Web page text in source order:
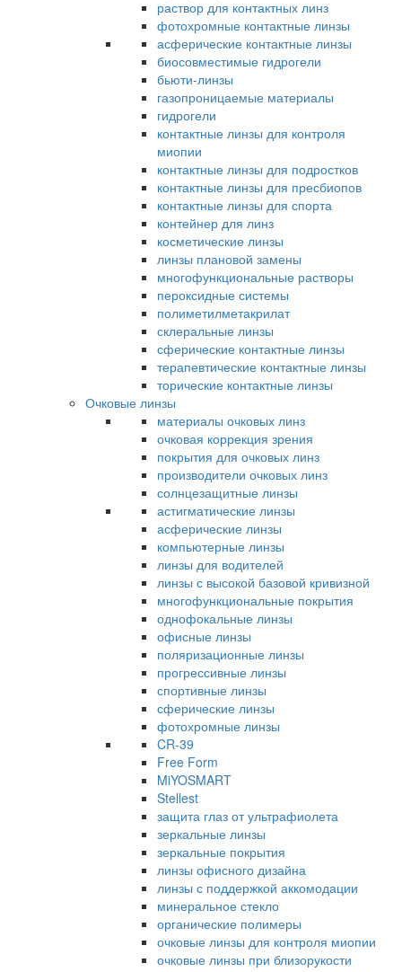
раствор для контактных линз
фотохромные контактные линзы
асферические контактные линзы
биосовместимые гидрогели
бьюти-линзы
газопроницаемые материалы
гидрогели
контактные линзы для контроля
миопии
контактные линзы для подростков
контактные линзы для пресбиопов
контактные линзы для спорта
контейнер для линз
косметические линзы
линзы плановой замены
многофункциональные растворы
пероксидные системы
полиметилметакрилат
склеральные линзы
сферические контактные линзы
терапевтические контактные линзы
торические контактные линзы
Очковые линзы
материалы очковых линз
очковая коррекция зрения
покрытия для очковых линз
производители очковых линз
солнцезащитные линзы
астигматические линзы
асферические линзы
компьютерные линзы
линзы для водителей
линзы с высокой базовой кривизной
многофункциональные покрытия
однофокальные линзы
офисные линзы
поляризационные линзы
прогрессивные линзы
спортивные линзы
сферические линзы
фотохромные линзы
CR-39
Free Form
MiYOSMART
Stellest
защита глаз от ультрафиолета
зеркальные линзы
зеркальные покрытия
линзы офисного дизайна
линзы с поддержкой аккомодации
минеральное стекло
органические полимеры
очковые линзы для контроля миопии
очковые линзы при близорукости